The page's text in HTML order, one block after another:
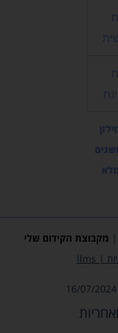
מקבוצת הקידום שלי
|
llms